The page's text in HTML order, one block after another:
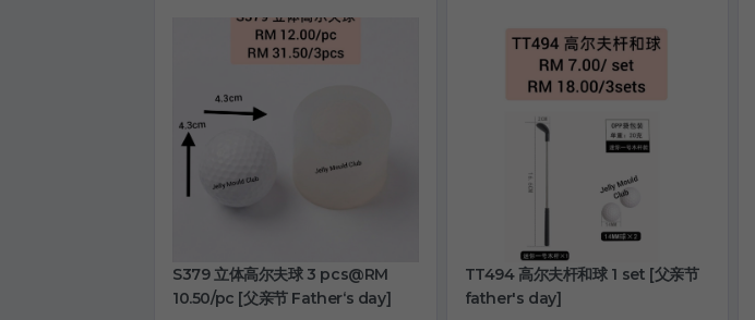
S379 立体高尔夫球 3 pcs@RM
10.50/pc [父亲节 Father‘s day]
TT494 高尔夫杆和球 1 set [父亲节
father's day]